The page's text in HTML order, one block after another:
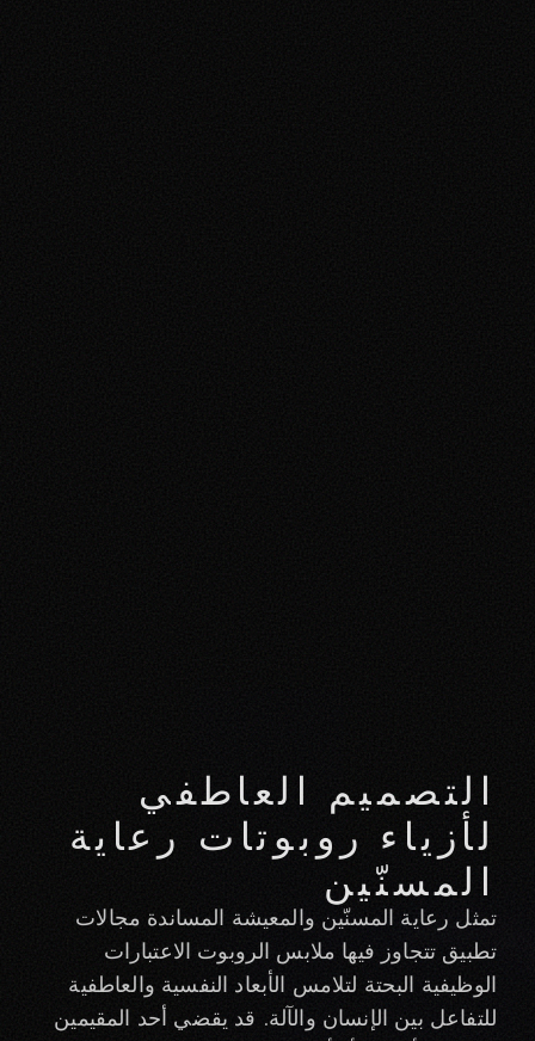
التصميم العاطفي
لأزياء روبوتات رعاية
المسنّين
تمثل رعاية المسنّين والمعيشة المساندة مجالات
تطبيق تتجاوز فيها ملابس الروبوت الاعتبارات
الوظيفية البحتة لتلامس الأبعاد النفسية والعاطفية
للتفاعل بين الإنسان والآلة. قد يقضي أحد المقيمين